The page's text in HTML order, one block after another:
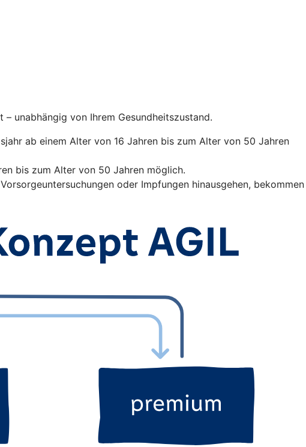
unabhängig von Ihrem Gesundheitszustand.
ab einem Alter von 16 Jahren bis zum Alter von 50 Jahren
bis zum Alter von 50 Jahren möglich.
oder Impfungen hinausgehen, bekommen